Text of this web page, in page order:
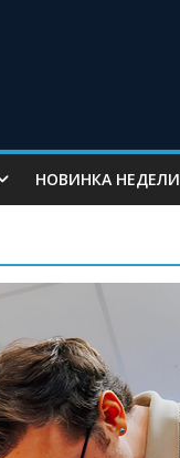
НОВИНКА НЕДЕЛИ